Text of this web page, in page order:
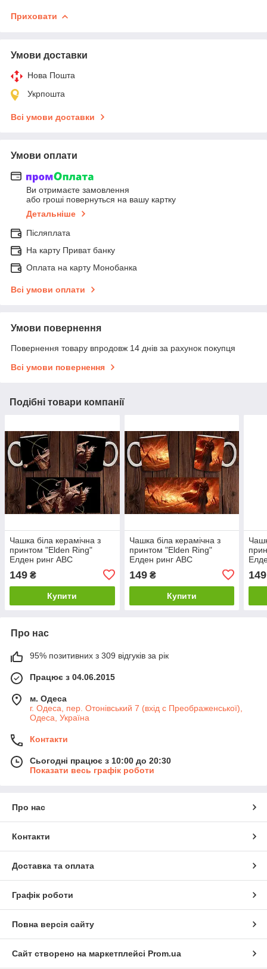
Приховати
Умови доставки
Нова Пошта
Укрпошта
Всі умови доставки
Умови оплати
Ви отримаєте замовлення
або гроші повернуться на вашу картку
Детальніше
Післяплата
На карту Приват банку
Оплата на карту Монобанка
Всі умови оплати
Умови повернення
Повернення товару впродовж 14 днів за рахунок покупця
Всі умови повернення
Подібні товари компанії
Чашка біла керамічна з
принтом "Elden Ring"
Елден ринг ABC
149 ₴
Купити
Чашка біла керамічна з
принтом "Elden Ring"
Елден ринг ABC
149₴
Купити
149
Про нас
95% позитивних з 309 відгуків за рік
Працює з 04.06.2015
м. Одеса
г. Одеса, пер. Отонівський 7 (вхід с Преображенської),
Одеса, Україна
Контакти
Сьогодні працює з 10:00 до 20:30
Показати весь графік роботи
Про нас
Контакти
Доставка та оплата
Графік роботи
Повна версія сайту
Сайт створено на маркетплейсі Prom.ua